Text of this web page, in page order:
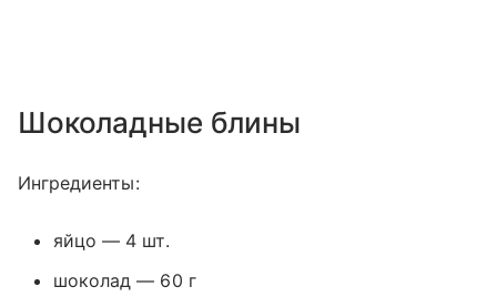
Шоколадные блины
Ингредиенты:
яйцо — 4 шт.
шоколад — 60 г